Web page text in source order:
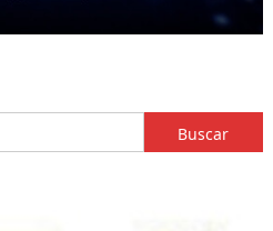
Buscar: